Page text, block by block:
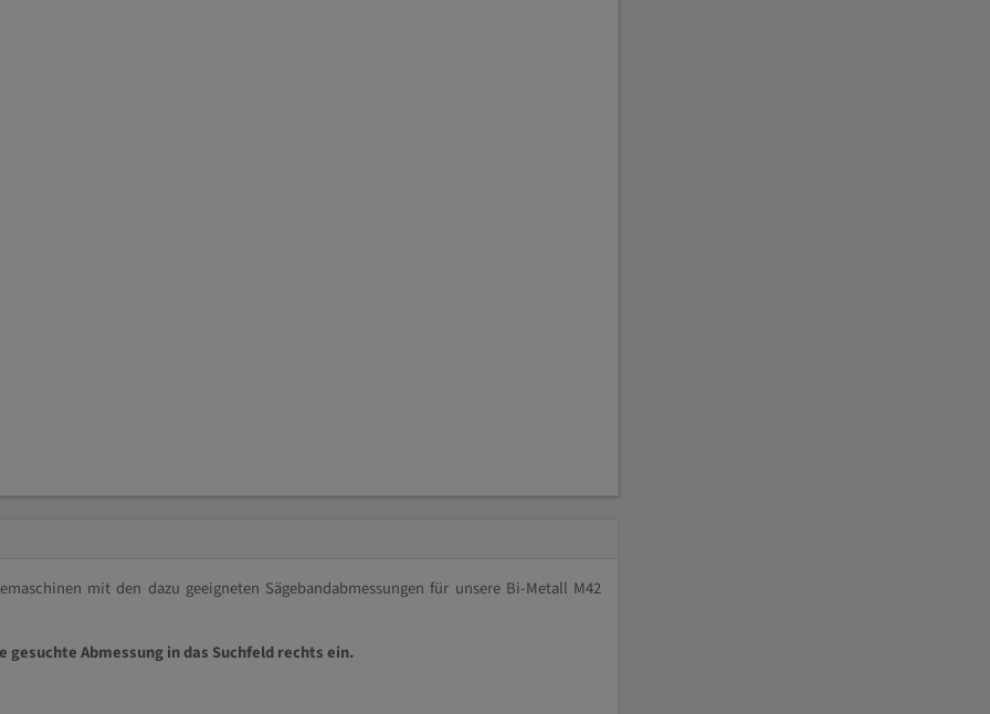
mit den dazu geeigneten Sägebandabmessungen für unsere Bi-Metall M42
Abmessung in das Suchfeld rechts ein.